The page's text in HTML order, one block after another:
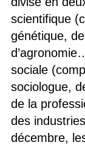
scientifique
génétique,
sociale
sociologue,
de la
des
décembre,